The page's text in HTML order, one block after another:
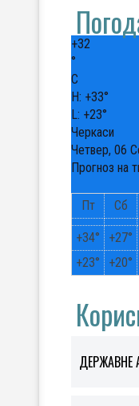
+32
°
C
H: +33°
L: +23°
Черкаси
Четвер, 06
Прогноз на
Пт Сб
+34° +27°
+23° +20°
ДЕРЖАВНЕ